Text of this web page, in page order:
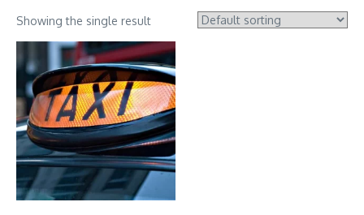
Showing the single result